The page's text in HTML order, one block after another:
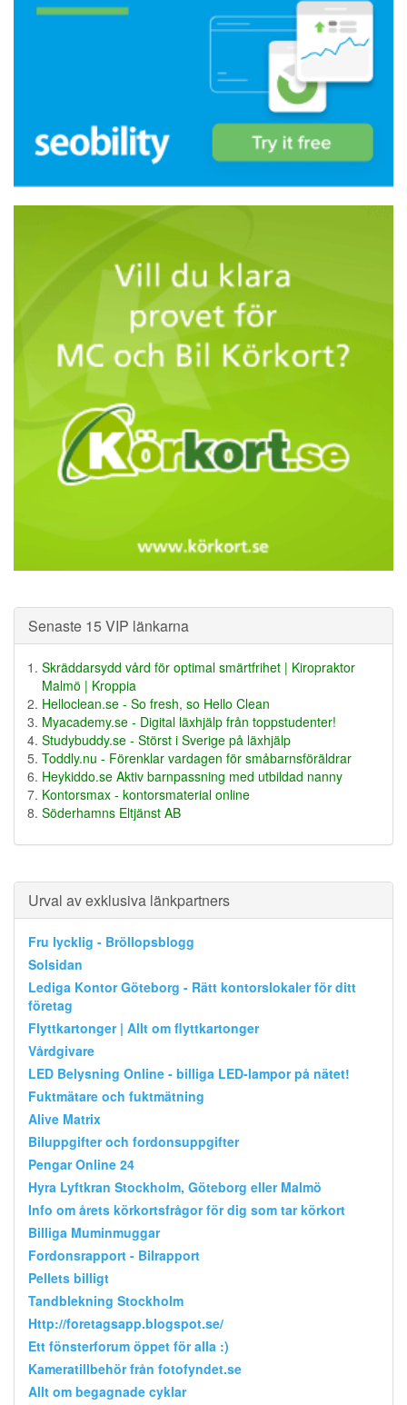
Senaste 15 VIP länkarna
Skräddarsydd vård för optimal smärtfrihet | Kiropraktor
Malmö | Kroppia
Helloclean.se - So fresh, so Hello Clean
Myacademy.se - Digital läxhjälp från toppstudenter!
Studybuddy.se - Störst i Sverige på läxhjälp
Toddly.nu - Förenklar vardagen för småbarnsföräldrar
Heykiddo.se Aktiv barnpassning med utbildad nanny
Kontorsmax - kontorsmaterial online
Söderhamns Eltjänst AB
Urval av exklusiva länkpartners
Fru lycklig - Bröllopsblogg
Solsidan
Lediga Kontor Göteborg - Rätt kontorslokaler för ditt
företag
Flyttkartonger | Allt om flyttkartonger
Vårdgivare
LED Belysning Online - billiga LED-lampor på nätet!
Fuktmätare och fuktmätning
Alive Matrix
Biluppgifter och fordonsuppgifter
Pengar Online 24
Hyra Lyftkran Stockholm, Göteborg eller Malmö
Info om årets körkortsfrågor för dig som tar körkort
Billiga Muminmuggar
Fordonsrapport - Bilrapport
Pellets billigt
Tandblekning Stockholm
Http://foretagsapp.blogspot.se/
Ett fönsterforum öppet för alla :)
Kameratillbehör från fotofyndet.se
Allt om begagnade cyklar